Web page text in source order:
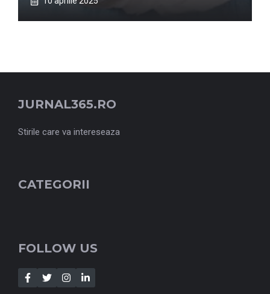
JURNAL365.RO
Stirile care va intereseaza
CATEGORII
FOLLOW US